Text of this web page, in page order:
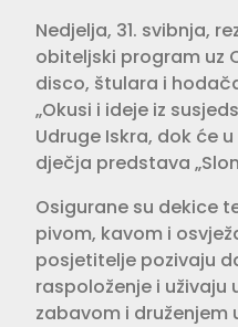
Nedjelja, 31. svibnja,
obiteljski program uz
disco, štulara i
„Okusi i ideje iz
Udruge Iskra, dok će
dječja predstava
Osigurane su dekice
pivom, kavom i
posjetitelje pozivaju
raspoloženje i uživaju
zabavom i druženjem